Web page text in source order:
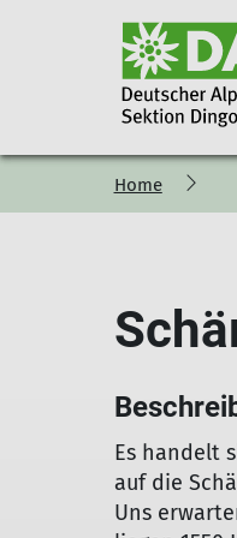
Vorstand
Sommertouren
Hochtouren
Klettern
Biken
Routen
Wandern
Home
Es handelt
auf die
Uns